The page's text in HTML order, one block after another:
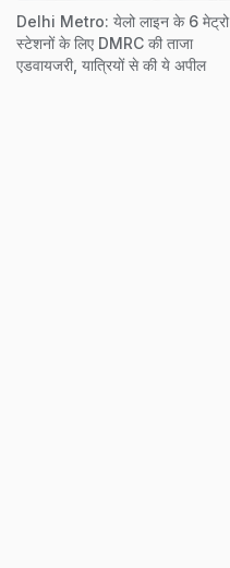
Delhi Metro: येलो लाइन के 6 मेट्रो
स्‍टेशनों के लिए DMRC की ताजा
एडवायजरी, यात्रियों से की ये अपील